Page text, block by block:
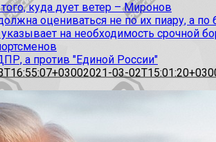
куда дует ветер – Миронов
оцениваться не по их пиару, а
на необходимость срочной
а против "Единой России"
2021-03-